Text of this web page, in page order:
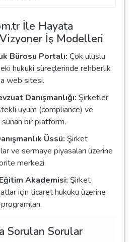
İle Hayata
İş Modelleri
Bürosu Portalı: Çok uluslu
hukuki süreçlerinde rehberlik
web sitesi.
Danışmanlığı: Şirketler
uyum (compliance) ve
bir platform.
Üssü: Şirket
ve sermaye piyasaları üzerine
merkezi.
Akademisi: Şirket
için ticaret hukuku üzerine
Sorulan Sorular